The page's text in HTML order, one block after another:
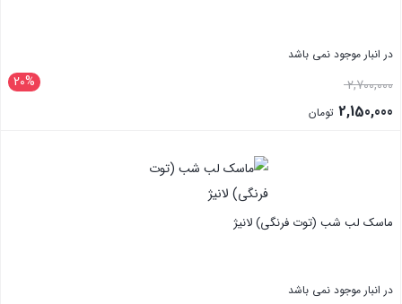
در انبار موجود نمی باشد
20% 2,700,000قیمت
اصلی:2,150,000 تومان
ماسک لب شب (توت فرنگی) لانیژ
در انبار موجود نمی باشد